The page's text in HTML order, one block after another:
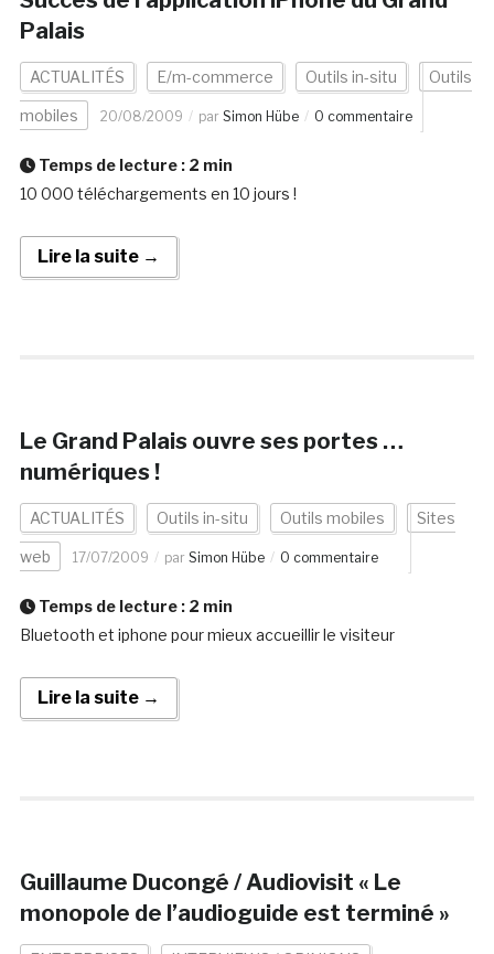
Palais
ACTUALITÉS E/m-commerce Outils in-situ Outils
mobiles 20/08/2009 par Simon Hübe 0 commentaire
Temps de lecture : 2 min
10 000 téléchargements en 10 jours !
Lire la suite →
Le Grand Palais ouvre ses portes …
numériques !
ACTUALITÉS Outils in-situ Outils mobiles Sites
web 17/07/2009 par Simon Hübe 0 commentaire
Temps de lecture : 2 min
Bluetooth et iphone pour mieux accueillir le visiteur
Lire la suite →
Guillaume Ducongé / Audiovisit « Le
monopole de l’audioguide est terminé »